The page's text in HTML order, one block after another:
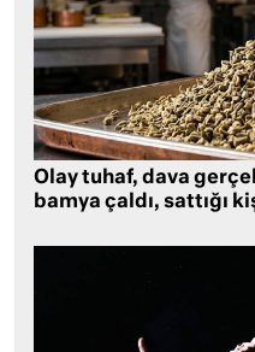
Olay tuhaf, dava
bamya çaldı, sattığı